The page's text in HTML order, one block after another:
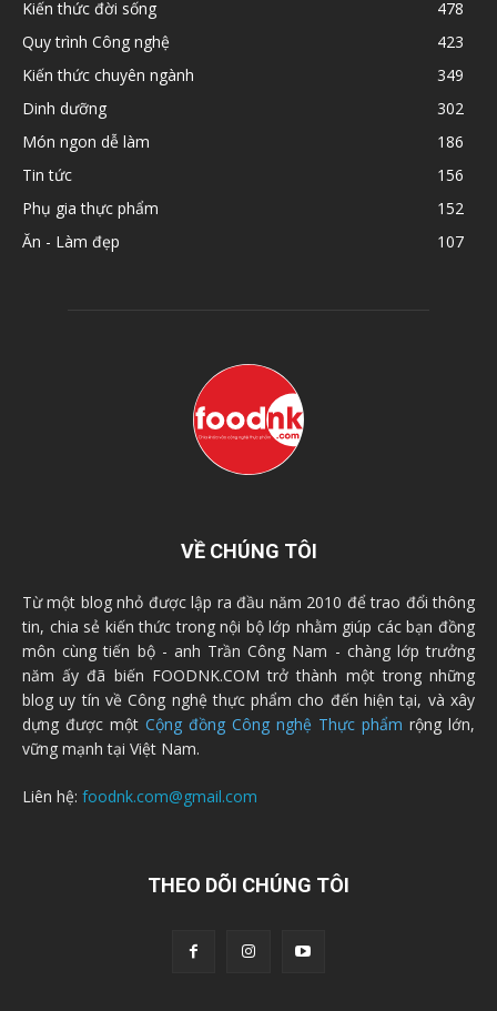
Kiến thức đời sống
478
Quy trình Công nghệ
423
Kiến thức chuyên ngành
349
Dinh dưỡng
302
Món ngon dễ làm
186
Tin tức
156
Phụ gia thực phẩm
152
Ăn - Làm đẹp
107
VỀ CHÚNG TÔI
Từ một blog nhỏ được lập ra đầu năm 2010 để trao đổi thông
tin, chia sẻ kiến thức trong nội bộ lớp nhằm giúp các bạn đồng
môn cùng tiến bộ - anh Trần Công Nam - chàng lớp trưởng
năm ấy đã biến FOODNK.COM trở thành một trong những
blog uy tín về Công nghệ thực phẩm cho đến hiện tại, và xây
dựng được một Cộng đồng Công nghệ Thực phẩm rộng lớn,
vững mạnh tại Việt Nam.
Liên hệ: foodnk.com@gmail.com
THEO DÕI CHÚNG TÔI